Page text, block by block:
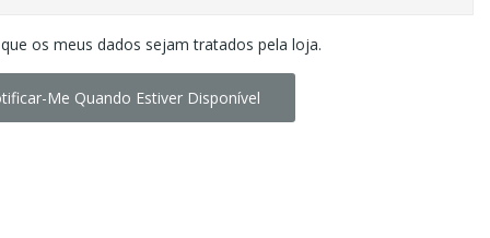
os meus dados sejam tratados pela loja.
Me Quando Estiver Disponível